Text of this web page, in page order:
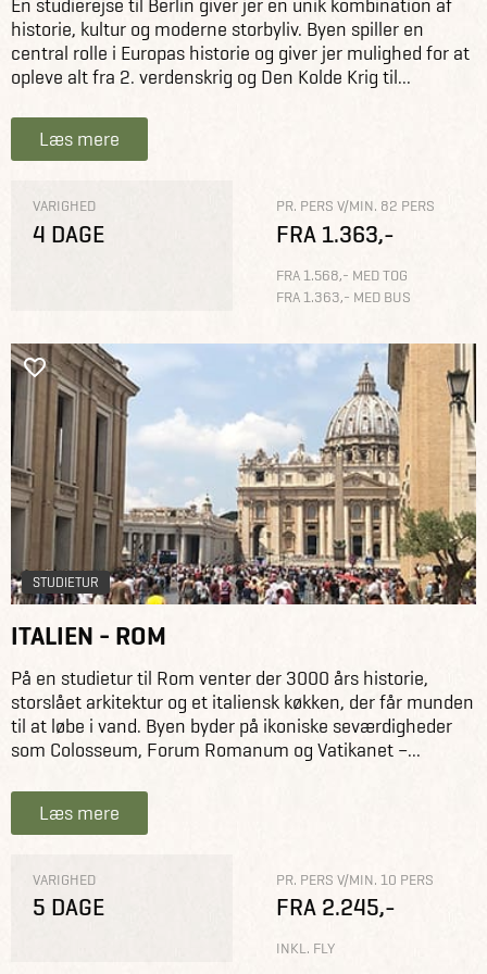
historie, kultur og moderne storbyliv. Byen spiller en
central rolle i Europas historie og giver jer mulighed for at
opleve alt fra 2. verdenskrig og Den Kolde Krig til...
Læs mere
VARIGHED
4 DAGE
PR. PERS V/MIN. 82 PERS
FRA 1.363,-
FRA 1.568,- MED TOG
FRA 1.363,- MED BUS
STUDIETUR
ITALIEN - ROM
På en studietur til Rom venter der 3000 års historie,
storslået arkitektur og et italiensk køkken, der får munden
til at løbe i vand. Byen byder på ikoniske seværdigheder
som Colosseum, Forum Romanum og Vatikanet –...
Læs mere
VARIGHED
5 DAGE
PR. PERS V/MIN. 10 PERS
FRA 2.245,-
INKL. FLY